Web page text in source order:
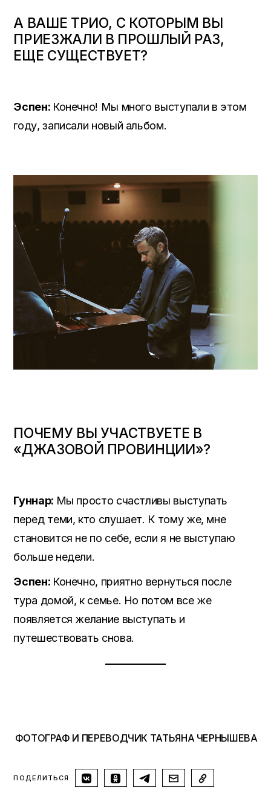
А ВАШЕ ТРИО, С КОТОРЫМ ВЫ
ПРИЕЗЖАЛИ В ПРОШЛЫЙ РАЗ,
ЕЩЕ СУЩЕСТВУЕТ?
Эспен: Конечно! Мы много выступали в этом
году, записали новый альбом.
ПОЧЕМУ ВЫ УЧАСТВУЕТЕ В
«ДЖАЗОВОЙ ПРОВИНЦИИ»?
Гуннар: Мы просто счастливы выступать
перед теми, кто слушает. К тому же, мне
становится не по себе, если я не выступаю
больше недели.
Эспен: Конечно, приятно вернуться после
тура домой, к семье. Но потом все же
появляется желание выступать и
путешествовать снова.
ФОТОГРАФ И ПЕРЕВОДЧИК ТАТЬЯНА ЧЕРНЫШЕВА
ПОДЕЛИТЬСЯ